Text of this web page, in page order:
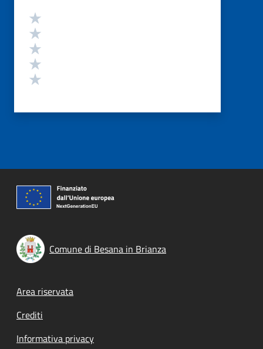
Valutazione
Comune di Besana in Brianza
Footer menu
Area riservata
Crediti
Informativa privacy